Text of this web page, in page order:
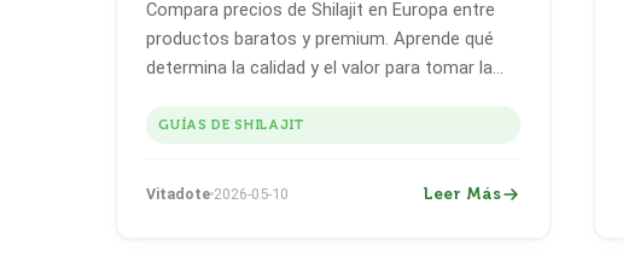
Compara precios de Shilajit en Europa entre
productos baratos y premium. Aprende qué
determina la calidad y el valor para tomar la
GUÍAS DE SHILAJIT
Vitadote 2026-05-10 Leer Más